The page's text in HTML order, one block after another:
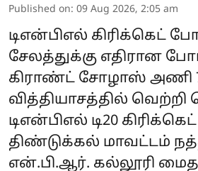
Published on: 09 Aug 2026, 2:05 am
டிஎன்பிஎல் கிரிக்கெட்
சேலத்துக்கு எதிரான
கிராண்ட் சோழாஸ் அணி
வித்தியாசத்தில் வெற்றி
டிஎன்பிஎல் டி20
திண்டுக்கல் மாவட்டம்
என்.பி.ஆர். கல்லூரி